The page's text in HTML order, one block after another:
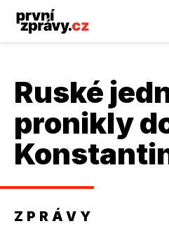
Ruské
pronikly
ZPRÁVY